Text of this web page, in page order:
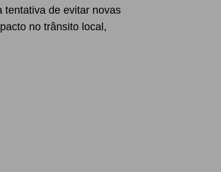
tentativa de evitar novas
no trânsito local,